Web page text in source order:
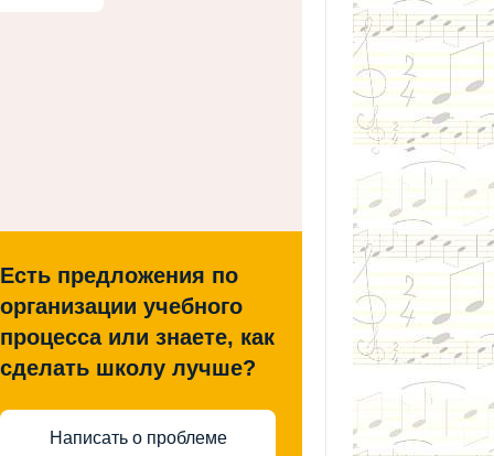
Есть предложения по
организации учебного
процесса или знаете, как
сделать школу лучше?
Написать о проблеме